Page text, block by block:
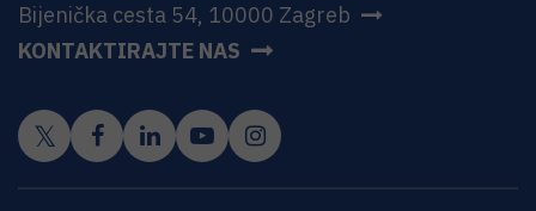
Bijenička cesta 54, 10000 Zagreb
KONTAKTIRAJTE NAS